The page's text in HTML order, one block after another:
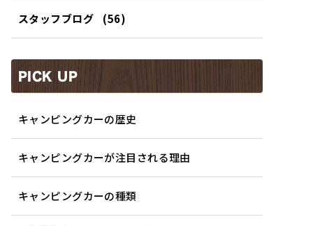
スタッフブログ (56)
PICK UP
キャンピングカーの歴史
キャンピングカーが注目される理由
キャンピングカーの種類